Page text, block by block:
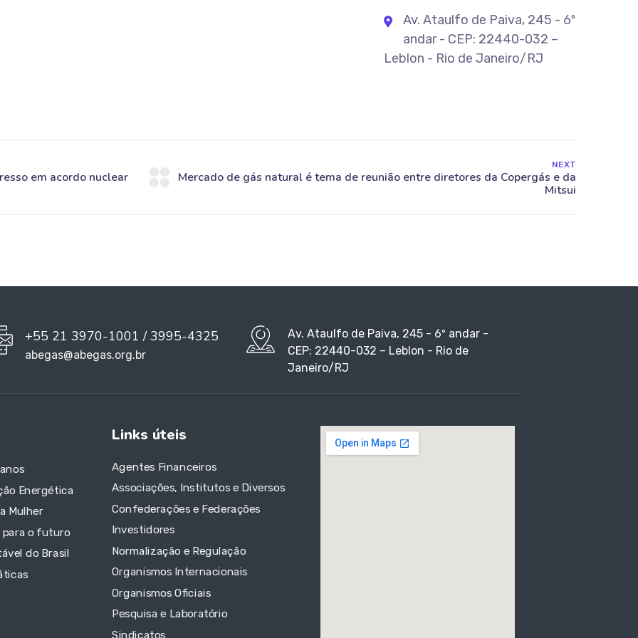
Av. Ataulfo de Paiva, 245 - 6º
andar - CEP: 22440-032 –
Leblon - Rio de Janeiro/RJ
NEXT
+55 21 3970-1001 / 3995-4325
abegas@abegas.org.br
Av. Ataulfo de Paiva, 245 - 6º andar -
CEP: 22440-032 – Leblon - Rio de
Janeiro/RJ
Energética
Mulher
para o futuro
do Brasil
Links úteis
Agentes Financeiros
Associações, Institutos e Diversos
Confederações e Federações
Investidores
Normalização e Regulação
Organismos Internacionais
Organismos Oficiais
Pesquisa e Laboratório
Sindicatos